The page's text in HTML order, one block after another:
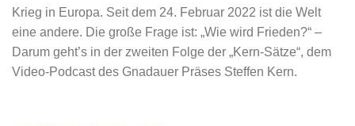
Krieg in Europa. Seit dem 24. Februar 2022 ist die Welt
eine andere. Die große Frage ist: „Wie wird Frieden?“ –
Darum geht’s in der zweiten Folge der „Kern-Sätze“, dem
Video-Podcast des Gnadauer Präses Steffen Kern.